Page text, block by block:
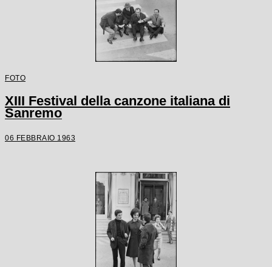
FOTO
XIII Festival della canzone italiana di
Sanremo
06 FEBBRAIO 1963